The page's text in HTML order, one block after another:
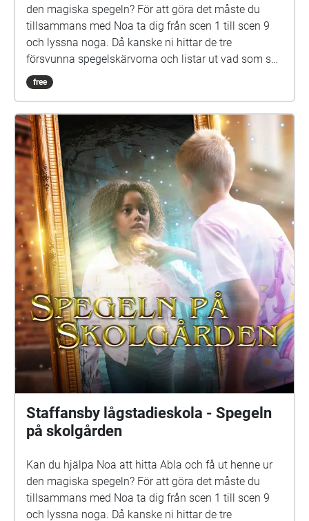
den magiska spegeln? För att göra det måste du
tillsammans med Noa ta dig från scen 1 till scen 9
och lyssna noga. Då kanske ni hittar de tre
försvunna spegelskärvorna och listar ut vad som ska
göras med dem. Det kan hända att fler försvunna
barn dyker upp i skärvorna. På skolgården kommer
här skolan för länge sen. Hon är virrig, men det lönar
sig att lyssna på henne. Siri och Selma kan du
däremot gärna akta dig för. Spegeln på skolgården-
äventyret är skrivet av Monica Vikström-Jokela. De
som gör rollerna är: Noa: Theo Zilliacus Siri: Rebecka
Mellgren Selma: Olivia Söderholm Abla: Beatrice
Holmström Frank: Samuel Bahne Märta: Saga
Sederholm Nalle: Oskar Pöysti Polisen: Stella Laine
Elna: Sue Lemström Elever på skolgården spelas av:
Livia Ahlström, Kajsa Degn, Bon Järf, Luna Lukka,
Salma Sarkola, Amie Sidibeh och Norah Thottungal.
Vi andra som har jobbat med äventyret är: Barbro
Ahlstedt, Clas Christiansen, Jessica Edén, Sofie
Gammals, Anne Hämäläinen, Timo Hietala, Niko
Ingman, Anna-Maija Kalén, Marina Meinander och
Are Nikkinen. Äventyret är gjort av Svenska Yle
drama. Vi hoppas att du ska ha en rolig och
spännande stund på din skolgård!
free
Staffansby lågstadieskola - Spegeln
på skolgården
Kan du hjälpa Noa att hitta Abla och få ut henne ur
den magiska spegeln? För att göra det måste du
tillsammans med Noa ta dig från scen 1 till scen 9
och lyssna noga. Då kanske ni hittar de tre